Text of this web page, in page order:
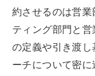
約させるのは営
ティング部門と
の定義や引き渡し
ーチについて密